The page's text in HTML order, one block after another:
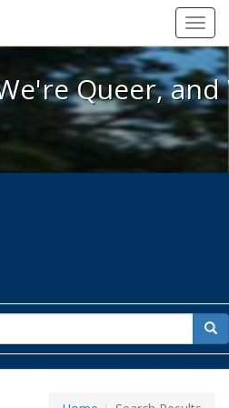
Here, We're Queer, and
Queer,
for